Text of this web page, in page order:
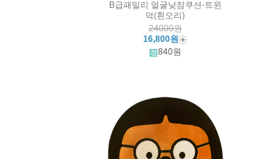
B급패밀리 얼굴낮잠쿠션-트윈
덕(흰오리)
24000원
16,800원
840원